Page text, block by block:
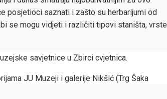
posjetioci saznati i zašto su herbarijumi od
se mogu vidjeti i različiti tipovi staništa, vrste
savjetnice u Zbirci cvjetnica.
JU Muzeji i galerije Nikšić (Trg Šaka